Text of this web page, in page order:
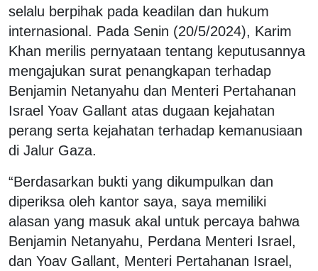
selalu berpihak pada keadilan dan hukum
internasional. Pada Senin (20/5/2024), Karim
Khan merilis pernyataan tentang keputusannya
mengajukan surat penangkapan terhadap
Benjamin Netanyahu dan Menteri Pertahanan
Israel Yoav Gallant atas dugaan kejahatan
perang serta kejahatan terhadap kemanusiaan
di Jalur Gaza.
“Berdasarkan bukti yang dikumpulkan dan
diperiksa oleh kantor saya, saya memiliki
alasan yang masuk akal untuk percaya bahwa
Benjamin Netanyahu, Perdana Menteri Israel,
dan Yoav Gallant, Menteri Pertahanan Israel,